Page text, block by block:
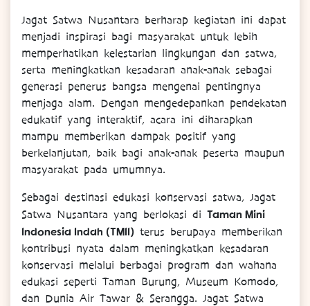
Jagat Satwa Nusantara berharap kegiatan ini dapat
menjadi inspirasi bagi masyarakat untuk lebih
memperhatikan kelestarian lingkungan dan satwa,
serta meningkatkan kesadaran anak-anak sebagai
generasi penerus bangsa mengenai pentingnya
menjaga alam. Dengan mengedepankan pendekatan
edukatif yang interaktif, acara ini diharapkan
mampu memberikan dampak positif yang
berkelanjutan, baik bagi anak-anak peserta maupun
masyarakat pada umumnya.
Sebagai destinasi edukasi konservasi satwa, Jagat
Satwa Nusantara yang berlokasi di Taman Mini
Indonesia Indah (TMII) terus berupaya memberikan
kontribusi nyata dalam meningkatkan kesadaran
konservasi melalui berbagai program dan wahana
edukasi seperti Taman Burung, Museum Komodo,
dan Dunia Air Tawar & Serangga. Jagat Satwa